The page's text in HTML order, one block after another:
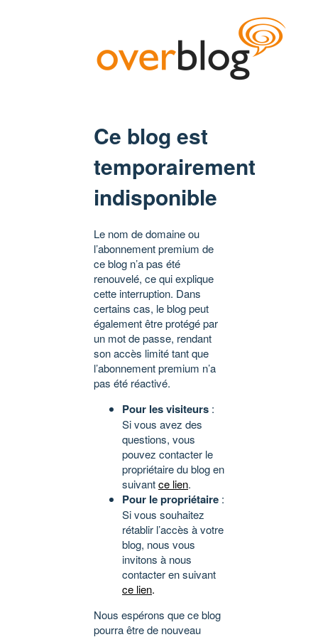
Ce blog est
temporairement
indisponible
Le nom de domaine ou
l’abonnement premium de
ce blog n’a pas été
renouvelé, ce qui explique
cette interruption. Dans
certains cas, le blog peut
également être protégé par
un mot de passe, rendant
son accès limité tant que
l’abonnement premium n’a
pas été réactivé.
Pour les visiteurs :
Si vous avez des
questions, vous
pouvez contacter le
propriétaire du blog en
suivantce lien.
Pour le propriétaire :
Si vous souhaitez
rétablir l’accès à votre
blog, nous vous
invitons à nous
contacter en suivant
ce lien.
Nous espérons que ce blog
pourra être de nouveau